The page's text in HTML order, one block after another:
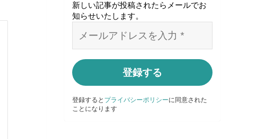
新しい記事が投稿されたらメールでお
知らせいたします。
登録すると プライバシーポリシーに同意された
ことになります